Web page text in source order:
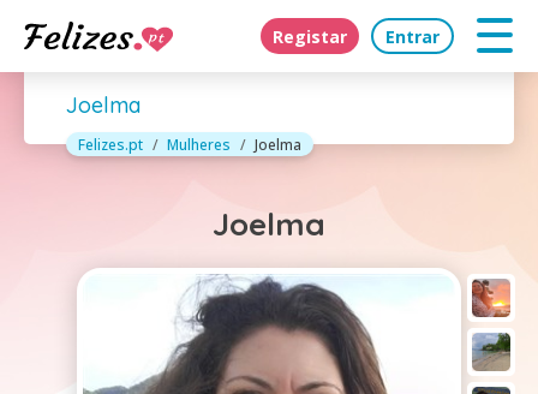
Registar Entrar
Joelma
Felizes.pt Mulheres Joelma
Joelma